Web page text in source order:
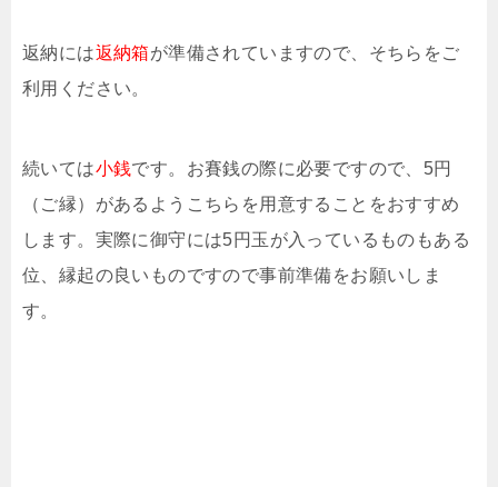
返納には返納箱が準備されていますので、そちらをご
利用ください。
続いては小銭です。お賽銭の際に必要ですので、5円
（ご縁）があるようこちらを用意することをおすすめ
します。実際に御守には5円玉が入っているものもある
位、縁起の良いものですので事前準備をお願いしま
す。